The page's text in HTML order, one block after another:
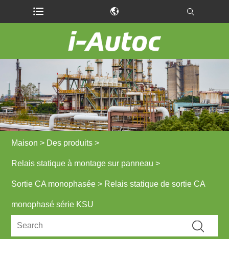
Maison > Des produits >
Relais statique à montage sur panneau >
Sortie CA monophasée > Relais statique de sortie CA
monophasé série KSU